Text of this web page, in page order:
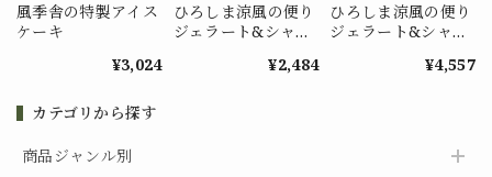
カテゴリから探す
商品ジャンル別
風季舎の特製アイス
ケーキ
¥3,024
ひろしま涼風の便り
ジェラート&シャー
¥2,484
ひろしま涼風の便り
ジェラート&シャー
¥4,557